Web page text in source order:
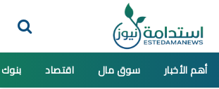
أهم الأخبار سوق مال اقتصاد بنوك